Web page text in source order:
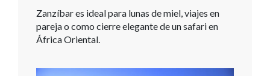
Zanzíbar es ideal para lunas de miel, viajes en
pareja o como cierre elegante de un safari en
África Oriental.